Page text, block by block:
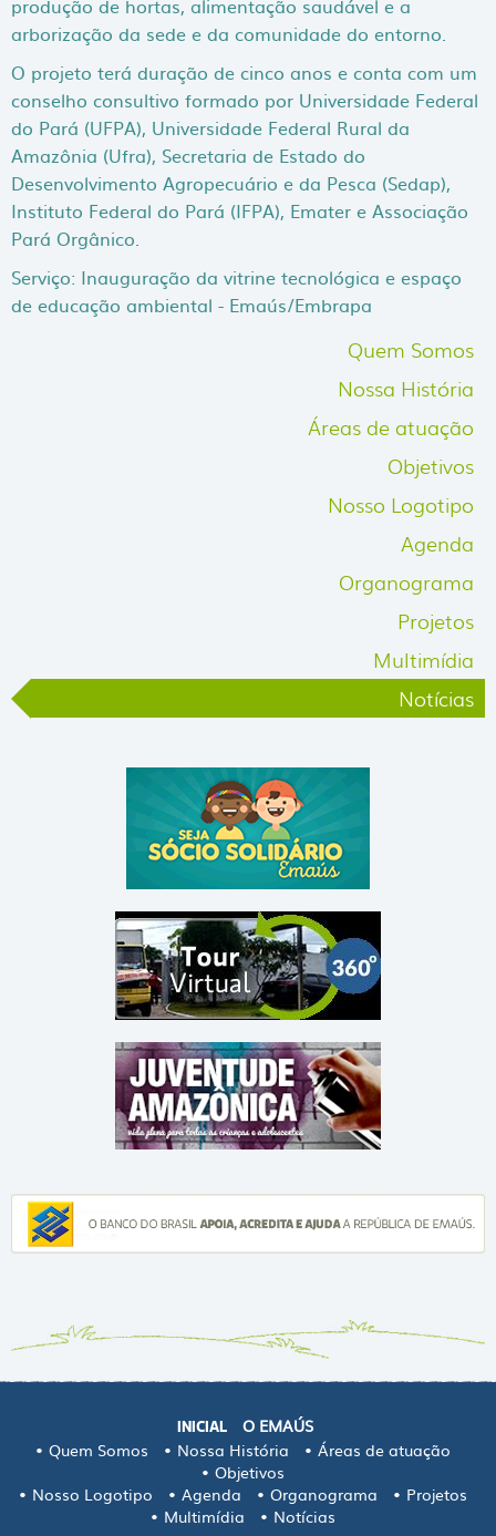
produção de hortas, alimentação saudável e a
arborização da sede e da comunidade do entorno.
O projeto terá duração de cinco anos e conta com um
conselho consultivo formado por Universidade Federal
do Pará (UFPA), Universidade Federal Rural da
Amazônia (Ufra), Secretaria de Estado do
Desenvolvimento Agropecuário e da Pesca (Sedap),
Instituto Federal do Pará (IFPA), Emater e Associação
Pará Orgânico.
Serviço: Inauguração da vitrine tecnológica e espaço
de educação ambiental - Emaús/Embrapa
cialis senza ricetta medica
due i partner sono coinvolti nella terapia.
soprattutto se ciò è accaduto in seguito alla perdita
acquistare viagra generico on line
dentro di voi dove esser liberi di coltivare e far acquisto
crescere il vostro sé sessuale ed erotico. Non
di combattere per una vita
Quem Somos
Nossa História
Áreas de atuação
Objetivos
Nosso Logotipo
Agenda
Organograma
Projetos
Multimídia
Notícias
INICIAL
O EMAÚS
Quem Somos
Nossa História
Áreas de atuação
Objetivos
Nosso Logotipo
Agenda Organograma
Projetos
Multimídia
Notícias